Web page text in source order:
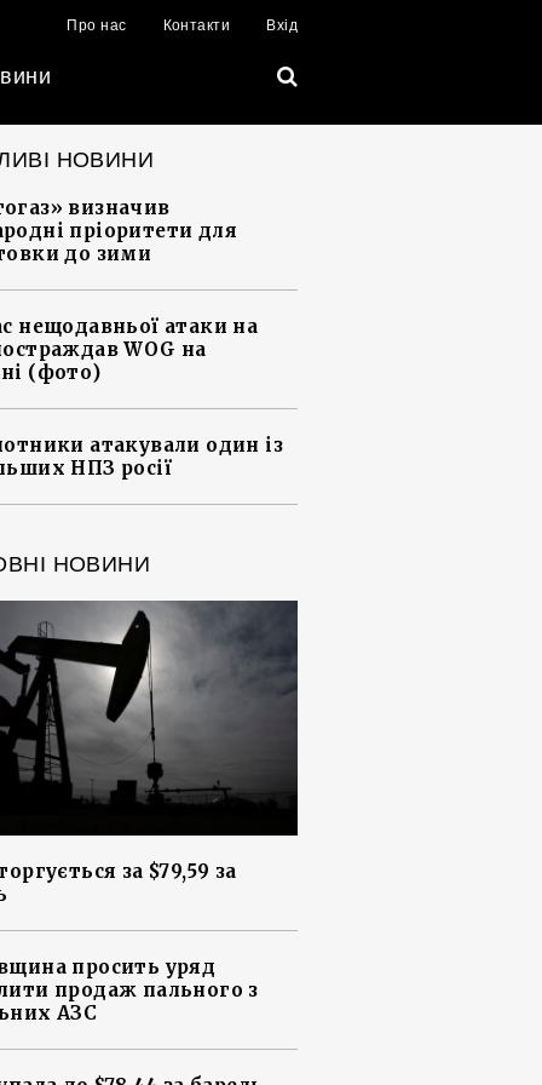
Про нас Контакти Вхід
НОВИНИ
визначив
пріоритети для
до зими
нещодавньої атаки на
WOG на
(фото)
атакували один із
НПЗ росії
НОВИНИ
за $79,59 за
просить уряд
продаж пального з
АЗС